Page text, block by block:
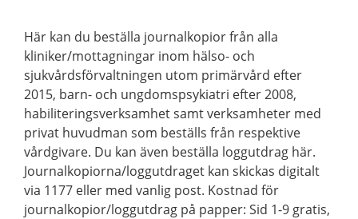
Här kan du beställa journalkopior från alla
kliniker/mottagningar inom hälso- och
sjukvårdsförvaltningen utom primärvård efter
2015, barn- och ungdomspsykiatri efter 2008,
habiliteringsverksamhet samt verksamheter med
privat huvudman som beställs från respektive
vårdgivare. Du kan även beställa loggutdrag här.
Journalkopiorna/loggutdraget kan skickas digitalt
via 1177 eller med vanlig post. Kostnad för
journalkopior/loggutdrag på papper: Sid 1-9 gratis,